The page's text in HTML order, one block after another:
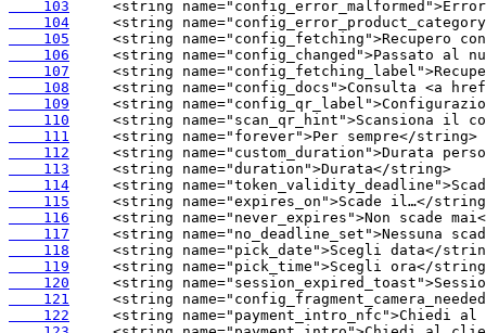
    103
    104
    105
    106
    107
    108
    109
    110
    111
    112
    113
    114
    115
    116
    117
    118
    119
    120
    121
    122